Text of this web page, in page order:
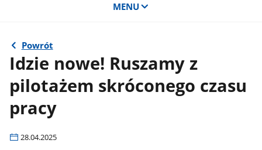
MENU
Powrót
Idzie nowe! Ruszamy z
pilotażem skróconego czasu
pracy
28.04.2025